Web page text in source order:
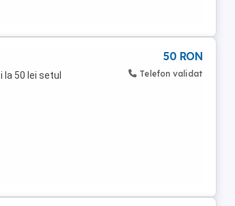
la 50 lei setul
50 RON
Telefon validat